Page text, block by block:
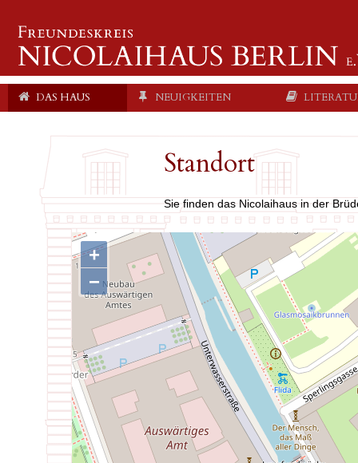
main
navigation
DAS HAUS NEUIGKEITEN
Standort
Sie finden das Nicolaihaus in der
+
−